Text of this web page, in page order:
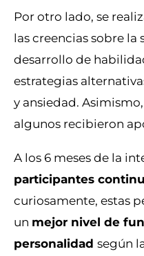
Por otro lado, se
las creencias sobre la
desarrollo de
estrategias
y ansiedad.
algunos recibieron
A los 6 meses de la
participantes
curiosamente, estas
un mejor nivel de
personalidad según